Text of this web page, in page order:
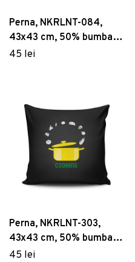
Perna, NKRLNT-084,
43x43 cm, 50% bumbac /
50% poliester, Multicolor
45 lei
Perna, NKRLNT-303,
43x43 cm, 50% bumbac /
50% poliester, Multicolor
45 lei